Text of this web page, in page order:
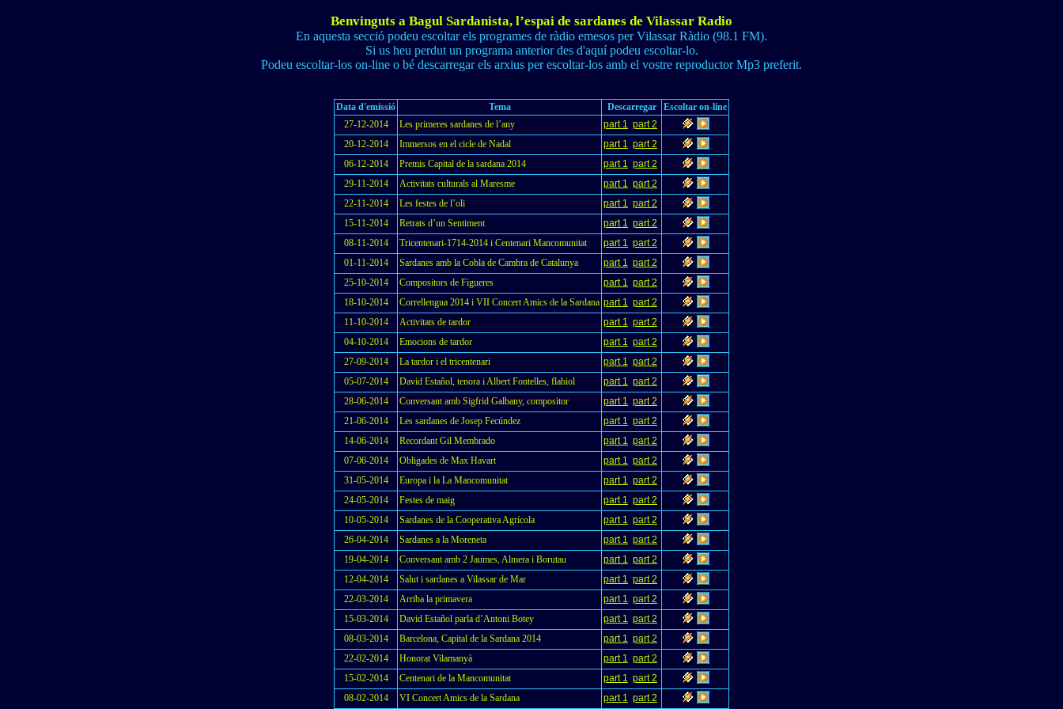
Benvinguts a Bagul Sardanista, l’espai de sardanes de Vilassar Radio
En aquesta secció podeu escoltar els programes de ràdio emesos per Vilassar Ràdio (98.1 FM).
Si us heu perdut un programa anterior des d'aquí podeu escoltar-lo.
Podeu escoltar-los on-line o bé descarregar els arxius per escoltar-los amb el vostre reproductor Mp3 preferit.
Data d'emissió Tema Descarregar
Escoltar on-line
27-12-2014
Les primeres sardanes de l’any part 1 part 2
20-12-2014
Immersos en el cicle de Nadal part 1 part 2
06-12-2014
Premis Capital de la sardana 2014 part 1 part 2
29-11-2014
Activitats culturals al Maresme part 1 part 2
22-11-2014
Les festes de l’oli part 1 part 2
15-11-2014
Retrats d’un Sentiment part 1 part 2
08-11-2014
Tricentenari-1714-2014 i Centenari Mancomunitat part 1 part 2
01-11-2014
Sardanes amb la Cobla de Cambra de Catalunya part 1 part 2
25-10-2014
Compositors de Figueres part 1 part 2
18-10-2014
Correllengua 2014 i VII Concert Amics de la Sardana part 1 part 2
11-10-2014
Activitats de tardor part 1 part 2
04-10-2014
Emocions de tardor part 1 part 2
27-09-2014
La tardor i el tricentenari part 1 part 2
05-07-2014
David Estañol, tenora i Albert Fontelles, flabiol part 1 part 2
28-06-2014
Conversant amb Sigfrid Galbany, compositor part 1 part 2
21-06-2014
Les sardanes de Josep Fecúndez part 1 part 2
14-06-2014
Recordant Gil Membrado part 1 part 2
07-06-2014
Obligades de Max Havart part 1 part 2
31-05-2014
Europa i la La Mancomunitat part 1 part 2
24-05-2014
Festes de maig part 1 part 2
10-05-2014
Sardanes de la Cooperativa Agrícola part 1 part 2
26-04-2014
Sardanes a la Moreneta part 1 part 2
19-04-2014
Conversant amb 2 Jaumes, Almera i Borutau part 1 part 2
12-04-2014
Salut i sardanes a Vilassar de Mar part 1 part 2
22-03-2014
Arriba la primavera part 1 part 2
15-03-2014
David Estañol parla d’Antoni Botey part 1 part 2
08-03-2014
Barcelona, Capital de la Sardana 2014 part 1 part 2
22-02-2014
Honorat Vilamanyà part 1 part 2
15-02-2014
Centenari de la Mancomunitat part 1 part 2
08-02-2014
VI Concert Amics de la Sardana part 1 part 2